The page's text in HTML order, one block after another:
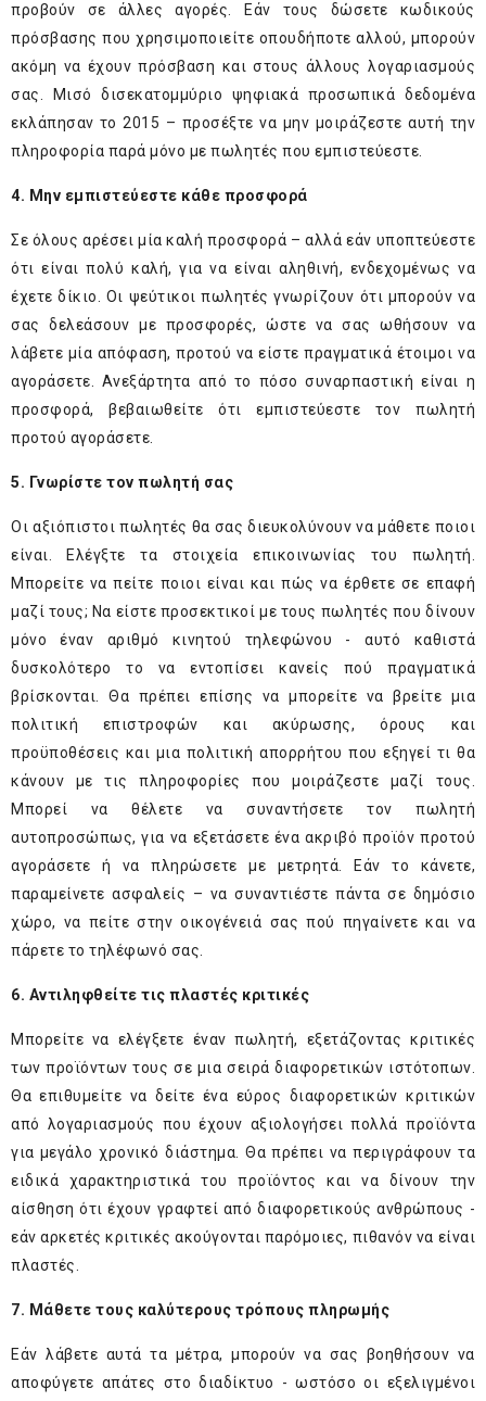
προβούν σε άλλες αγορές. Εάν τους δώσετε κωδικούς
πρόσβασης που χρησιμοποιείτε οπουδήποτε αλλού, μπορούν
ακόμη να έχουν πρόσβαση και στους άλλους λογαριασμούς
σας. Μισό δισεκατομμύριο ψηφιακά προσωπικά δεδομένα
εκλάπησαν το 2015 – προσέξτε να μην μοιράζεστε αυτή την
πληροφορία παρά μόνο με πωλητές που εμπιστεύεστε.
4. Μην εμπιστεύεστε κάθε προσφορά
Σε όλους αρέσει μία καλή προσφορά – αλλά εάν υποπτεύεστε
ότι είναι πολύ καλή, για να είναι αληθινή, ενδεχομένως να
έχετε δίκιο. Οι ψεύτικοι πωλητές γνωρίζουν ότι μπορούν να
σας δελεάσουν με προσφορές, ώστε να σας ωθήσουν να
λάβετε μία απόφαση, προτού να είστε πραγματικά έτοιμοι να
αγοράσετε. Ανεξάρτητα από το πόσο συναρπαστική είναι η
προσφορά, βεβαιωθείτε ότι εμπιστεύεστε τον πωλητή
προτού αγοράσετε.
5. Γνωρίστε τον πωλητή σας
Οι αξιόπιστοι πωλητές θα σας διευκολύνουν να μάθετε ποιοι
είναι. Ελέγξτε τα στοιχεία επικοινωνίας του πωλητή.
Μπορείτε να πείτε ποιοι είναι και πώς να έρθετε σε επαφή
μαζί τους; Να είστε προσεκτικοί με τους πωλητές που δίνουν
μόνο έναν αριθμό κινητού τηλεφώνου - αυτό καθιστά
δυσκολότερο το να εντοπίσει κανείς πού πραγματικά
βρίσκονται. Θα πρέπει επίσης να μπορείτε να βρείτε μια
πολιτική επιστροφών και ακύρωσης, όρους και
προϋποθέσεις και μια πολιτική απορρήτου που εξηγεί τι θα
κάνουν με τις πληροφορίες που μοιράζεστε μαζί τους.
Μπορεί να θέλετε να συναντήσετε τον πωλητή
αυτοπροσώπως, για να εξετάσετε ένα ακριβό προϊόν προτού
αγοράσετε ή να πληρώσετε με μετρητά. Εάν το κάνετε,
παραμείνετε ασφαλείς – να συναντιέστε πάντα σε δημόσιο
χώρο, να πείτε στην οικογένειά σας πού πηγαίνετε και να
πάρετε το τηλέφωνό σας.
6. Αντιληφθείτε τις πλαστές κριτικές
Μπορείτε να ελέγξετε έναν πωλητή, εξετάζοντας κριτικές
των προϊόντων τους σε μια σειρά διαφορετικών ιστότοπων.
Θα επιθυμείτε να δείτε ένα εύρος διαφορετικών κριτικών
από λογαριασμούς που έχουν αξιολογήσει πολλά προϊόντα
για μεγάλο χρονικό διάστημα. Θα πρέπει να περιγράφουν τα
ειδικά χαρακτηριστικά του προϊόντος και να δίνουν την
αίσθηση ότι έχουν γραφτεί από διαφορετικούς ανθρώπους -
εάν αρκετές κριτικές ακούγονται παρόμοιες, πιθανόν να είναι
πλαστές.
7. Μάθετε τους καλύτερους τρόπους πληρωμής
Εάν λάβετε αυτά τα μέτρα, μπορούν να σας βοηθήσουν να
αποφύγετε απάτες στο διαδίκτυο - ωστόσο οι εξελιγμένοι